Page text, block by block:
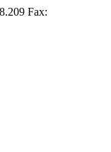
Fax: